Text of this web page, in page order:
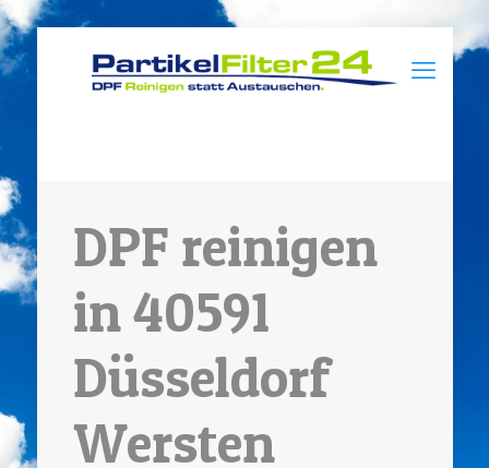
DPF reinigen
in 40591
Düsseldorf
Wersten